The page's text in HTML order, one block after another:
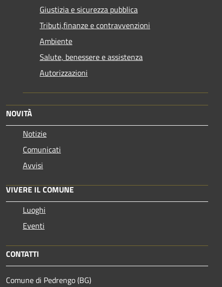
Giustizia e sicurezza pubblica
Tributi,finanze e contravvenzioni
Ambiente
Salute, benessere e assistenza
Autorizzazioni
NOVITÀ
Notizie
Comunicati
Avvisi
VIVERE IL COMUNE
Luoghi
Eventi
CONTATTI
Comune di Pedrengo (BG)